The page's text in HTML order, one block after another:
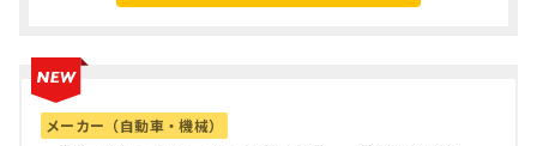
メーカー（自動車・機械）